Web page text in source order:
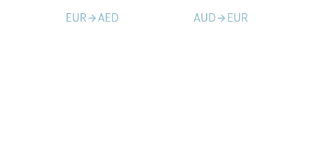
EURarrow_forwardAED AUDarrow_forward EUR